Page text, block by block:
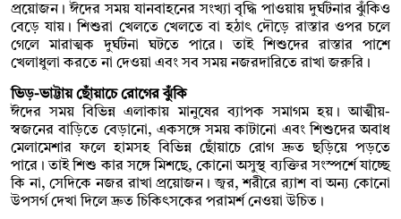
প্রয়োজন। ঈদের সময় যানবাহনের সংখ্যা বৃদ্ধি পাওয়ায় দুর্ঘটনার ঝুঁকিও
বেড়ে যায়। শিশুরা খেলতে খেলতে বা হঠাৎ দৌড়ে রাস্তার ওপর চলে
গেলে মারাত্মক দুর্ঘটনা ঘটতে পারে। তাই শিশুদের রাস্তার পাশে
খেলাধুলা করতে না দেওয়া এবং সব সময় নজরদারিতে রাখা জরুরি।
ভিড়-ভাট্টায় ছোঁয়াচে রোগের ঝুঁকি
ঈদের সময় বিভিন্ন এলাকায় মানুষের ব্যাপক সমাগম হয়। আত্মীয়-
স্বজনের বাড়িতে বেড়ানো, একসঙ্গে সময় কাটানো এবং শিশুদের অবাধ
মেলামেশার ফলে হামসহ বিভিন্ন ছোঁয়াচে রোগ দ্রুত ছড়িয়ে পড়তে
পারে। তাই শিশু কার সঙ্গে মিশছে, কোনো অসুস্থ ব্যক্তির সংস্পর্শে যাচ্ছে
কি না, সেদিকে নজর রাখা প্রয়োজন। জ্বর, শরীরে র‍্যাশ বা অন্য কোনো
উপসর্গ দেখা দিলে দ্রুত চিকিৎসকের পরামর্শ নেওয়া উচিত।